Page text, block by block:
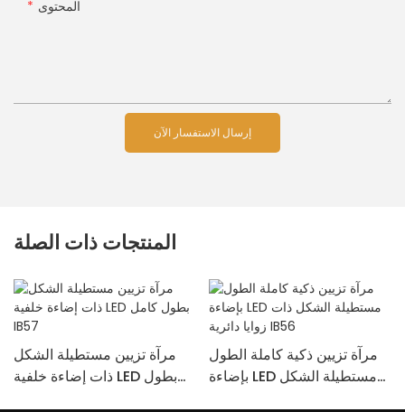
المحتوى
إرسال الاستفسار الآن
المنتجات ذات الصلة
مرآة تزيين مستطيلة الشكل
ذات إضاءة خلفية LED بطول
مرآة تزيين ذكية كاملة الطول
بإضاءة LED مستطيلة الشكل